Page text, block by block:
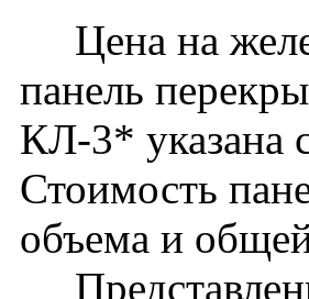
Цена на
панель
КЛ-3* указана
Стоимость
объема и